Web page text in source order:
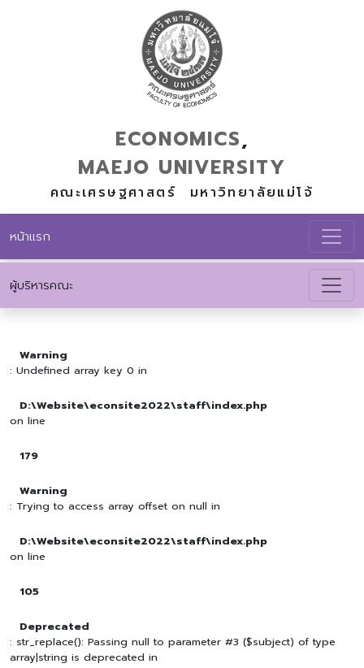
ECONOMICS,
MAEJO UNIVERSITY
คณะเศรษฐศาสตร์ มหาวิทยาลัยแม่โจ้
หน้าแรก
ผู้บริหารคณะ
Warning
: Undefined array key 0 in
D:\Website\econsite2022\staff\index.php
on line
179
Warning
: Trying to access array offset on null in
D:\Website\econsite2022\staff\index.php
on line
105
Deprecated
: str_replace(): Passing null to parameter #3 ($subject) of type
array|string is deprecated in